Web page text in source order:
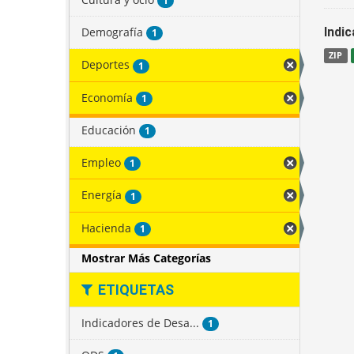
Demografía 1
Deportes 1
Economía 1
Educación 1
Empleo 1
Energía 1
Hacienda 1
Mostrar Más Categorías
ETIQUETAS
Indicadores de Desa... 1
ZIP